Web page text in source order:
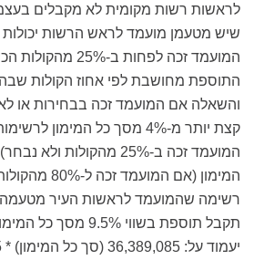
לראשות רשות מקומית לא מקבלים
שיש מטעמן מועמד לראש הרשות יכולות
המועמד זכה לפחות ב-
התוספת מחושבת לפי אחוז הקולות
והשאלה אם המועמד זכה בבחירות או לא;
קצת יותר מ-4% מסך כל
המימון (אם
תקבל תוספת בשווי
יעמוד על: 36,389,085 (סך כל המימון) * 0.095 = 3,456,963.